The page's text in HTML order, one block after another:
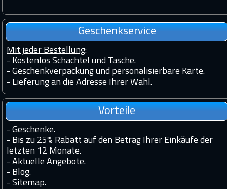
Geschenkservice
Mit jeder Bestellung:
- Kostenlos Schachtel und Tasche.
- Geschenkverpackung und personalisierbare Karte.
- Lieferung an die Adresse Ihrer Wahl.
Vorteile
- Geschenke.
- Bis zu 25% Rabatt auf den Betrag Ihrer Einkäufe der
letzten 12 Monate.
- Aktuelle Angebote.
- Blog.
- Sitemap.